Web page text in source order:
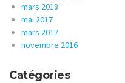
mars 2018
mai 2017
mars 2017
novembre 2016
Catégories